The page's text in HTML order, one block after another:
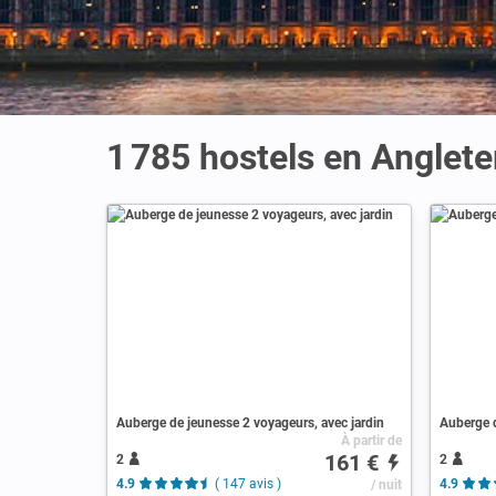
1 785 hostels en
Auberge de jeunesse 2 voyageurs, avec jardin
2
4.9
( 147 avis )
À partir de
161 €
/ nuit
Auberge
2
4.9